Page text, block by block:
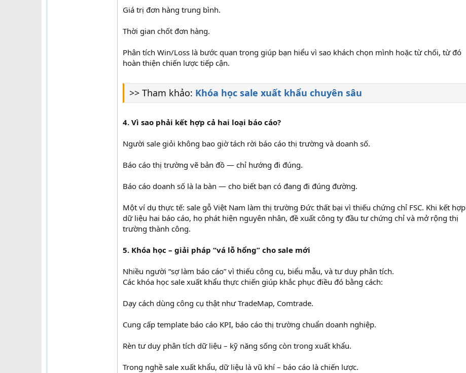
Giá trị đơn hàng trung bình.
Thời gian chốt đơn hàng.
Phân tích Win/Loss là bước quan trọng giúp bạn hiểu vì sao khách chọn mình hoặc từ chối, từ đó
hoàn thiện chiến lược tiếp cận.
>> Tham khảo: Khóa học sale xuất khẩu chuyên sâu
4. Vì sao phải kết hợp cả hai loại báo cáo?
Người sale giỏi không bao giờ tách rời báo cáo thị trường và doanh số.
Báo cáo thị trường vẽ bản đồ — chỉ hướng đi đúng.
Báo cáo doanh số là la bàn — cho biết bạn có đang đi đúng đường.
Một ví dụ thực tế: sale gỗ Việt Nam làm thị trường Đức thất bại vì thiếu chứng chỉ FSC. Khi kết hợp
dữ liệu hai báo cáo, họ phát hiện nguyên nhân, đề xuất công ty đầu tư chứng chỉ và mở rộng thị
trường thành công.
5. Khóa học – giải pháp “vá lỗ hổng” cho sale mới
Nhiều người “sợ làm báo cáo” vì thiếu công cụ, biểu mẫu, và tư duy phân tích.
Các khóa học sale xuất khẩu thực chiến giúp khắc phục điều đó bằng cách:
Dạy cách dùng công cụ thật như TradeMap, Comtrade.
Cung cấp template báo cáo KPI, báo cáo thị trường chuẩn doanh nghiệp.
Rèn tư duy phân tích dữ liệu – kỹ năng sống còn trong xuất khẩu.
Trong nghề sale xuất khẩu, dữ liệu là vũ khí – báo cáo là chiến lược.